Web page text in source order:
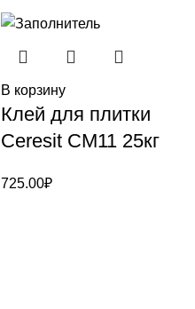
В корзину
Клей для плитки
Ceresit CM11 25кг
725.00₽